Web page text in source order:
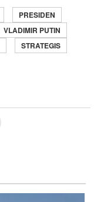
PRESIDEN
VLADIMIR PUTIN
STRATEGIS